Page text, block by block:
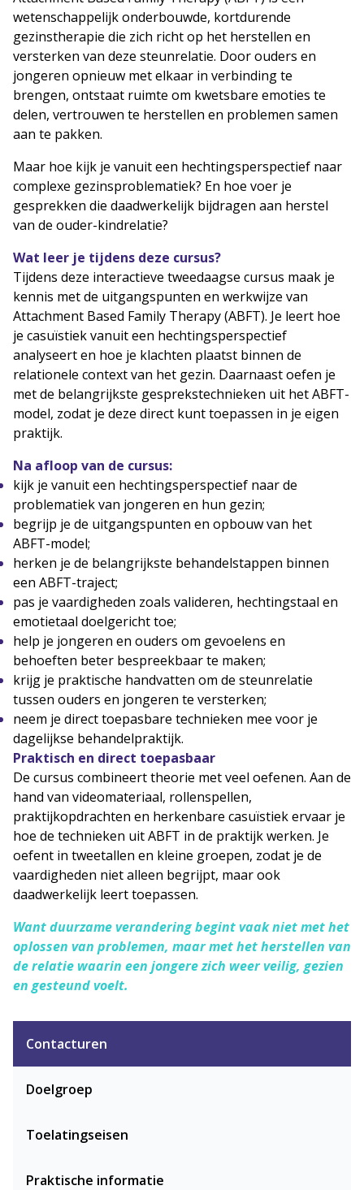
wetenschappelijk onderbouwde, kortdurende
gezinstherapie die zich richt op het herstellen en
versterken van deze steunrelatie. Door ouders en
jongeren opnieuw met elkaar in verbinding te
brengen, ontstaat ruimte om kwetsbare emoties te
delen, vertrouwen te herstellen en problemen samen
aan te pakken.
Maar hoe kijk je vanuit een hechtingsperspectief naar
complexe gezinsproblematiek? En hoe voer je
gesprekken die daadwerkelijk bijdragen aan herstel
van de ouder-kindrelatie?
Wat leer je tijdens deze cursus?
Tijdens deze interactieve tweedaagse cursus maak je
kennis met de uitgangspunten en werkwijze van
Attachment Based Family Therapy (ABFT). Je leert hoe
je casuïstiek vanuit een hechtingsperspectief
analyseert en hoe je klachten plaatst binnen de
relationele context van het gezin. Daarnaast oefen je
met de belangrijkste gesprekstechnieken uit het ABFT-
model, zodat je deze direct kunt toepassen in je eigen
praktijk.
Na afloop van de cursus:
kijk je vanuit een hechtingsperspectief naar de
problematiek van jongeren en hun gezin;
begrijp je de uitgangspunten en opbouw van het
ABFT-model;
herken je de belangrijkste behandelstappen binnen
een ABFT-traject;
pas je vaardigheden zoals valideren, hechtingstaal en
emotietaal doelgericht toe;
help je jongeren en ouders om gevoelens en
behoeften beter bespreekbaar te maken;
krijg je praktische handvatten om de steunrelatie
tussen ouders en jongeren te versterken;
neem je direct toepasbare technieken mee voor je
dagelijkse behandelpraktijk.
Praktisch en direct toepasbaar
De cursus combineert theorie met veel oefenen. Aan de
hand van videomateriaal, rollenspellen,
praktijkopdrachten en herkenbare casuïstiek ervaar je
hoe de technieken uit ABFT in de praktijk werken. Je
oefent in tweetallen en kleine groepen, zodat je de
vaardigheden niet alleen begrijpt, maar ook
daadwerkelijk leert toepassen.
Want duurzame verandering begint vaak niet met het
oplossen van problemen, maar met het herstellen van
de relatie waarin een jongere zich weer veilig, gezien
en gesteund voelt.
Contacturen
Doelgroep
Toelatingseisen
Praktische informatie